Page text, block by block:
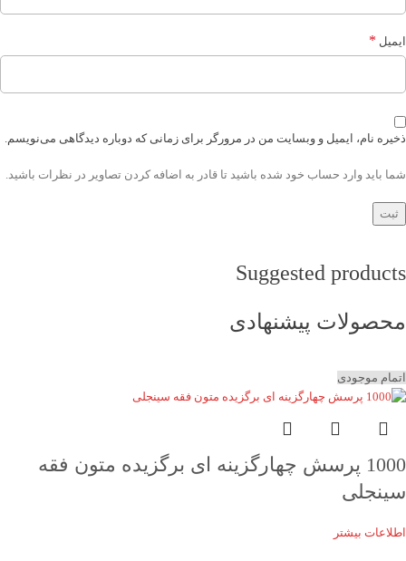
ایمیل *
ذخیره نام، ایمیل و وبسایت من در مرورگر برای زمانی که دوباره دیدگاهی می‌نویسم.
شما باید وارد حساب خود شده باشید تا قادر به اضافه کردن تصاویر در نظرات باشید.
Suggested products
محصولات پیشنهادی
اتمام موجودی
1000 پرسش چهارگزینه ای برگزیده متون فقه
سینجلی
اطلاعات بیشتر